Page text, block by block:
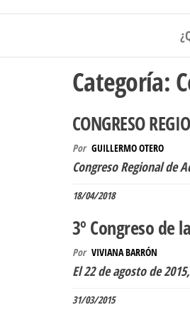
Categoría:
CONGRESO
Por GUILLERMO OTERO
Congreso Regional de
18/04/2018
3º Congreso de
Por VIVIANA BARRÓN
El 22 de agosto de
31/03/2015